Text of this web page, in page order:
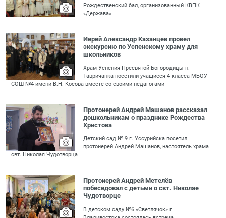
Рождественский бал, организованный КВПК
«Держава»
Иерей Александр Казанцев провел
экскурсию по Успенскому храму для
школьников
Храм Успения Пресвятой Богородицы п.
Тавричанка посетили учащиеся 4 класса МБОУ
СОШ №4 имени В.Н. Косова вместе со своими педагогами
Протоиерей Андрей Машанов рассказал
дошкольникам о празднике Рождества
Христова
Детский сад № 9 г. Уссурийска посетил
протоиерей Андрей Машанов, настоятель храма
свт. Николая Чудотворца
Протоиерей Андрей Метелёв
побеседовал с детьми о свт. Николае
Чудотворце
В детском саду №6 «Светлячок» г.